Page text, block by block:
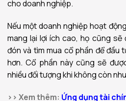
cho doanh nghiệp.
Nếu một doanh nghiệp hoạt
mang lại lợi ích cao, họ cũng
đón và tìm mua cổ phần để đầu
hơn. Cổ phần này cũng sẽ
nhiều đối tượng khi không còn
>> Xem thêm: Ứng dụng tài